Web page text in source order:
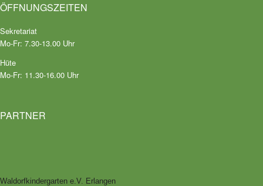
ÖFFNUNGSZEITEN
Sekretariat
Mo-Fr: 7.30-13.00 Uhr
Hüte
Mo-Fr: 11.30-16.00 Uhr
PARTNER
Waldorfkindergarten e.V. Erlangen